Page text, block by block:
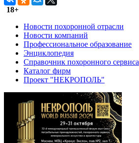
18+
Новости похоронной отрасли
Новости компаний
Профессиональное образование
Энциклопедия
Справочник похоронного сервиса
Каталог фирм
Проект "НЕКРОПОЛЬ"